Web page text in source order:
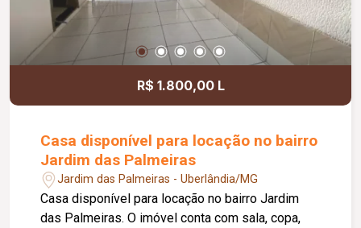
R$ 1.800,00 L
Casa disponível para locação no bairro
Jardim das Palmeiras
Jardim das Palmeiras - Uberlândia/MG
Casa disponível para locação no bairro Jardim
das Palmeiras. O imóvel conta com sala, copa,